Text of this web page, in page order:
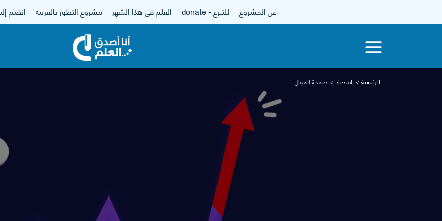
عن المشروع للتبرع - donate العلم في هذا الشهر مشروع التطور بالعربية انضم
الرئيسية اقتصاد صفحة المقال